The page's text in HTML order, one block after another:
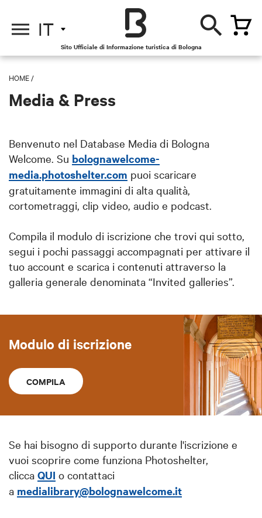
IT
Sito Ufficiale di Informazione turistica di Bologna
HOME /
Media & Press
Benvenuto nel Database Media di Bologna
Welcome. Su bolognawelcome-
media.photoshelter.com puoi scaricare
gratuitamente immagini di alta qualità,
cortometraggi, clip video, audio e podcast.
Compila il modulo di iscrizione che trovi qui sotto,
segui i pochi passaggi accompagnati per attivare il
tuo account e scarica i contenuti attraverso la
galleria generale denominata “Invited galleries”.
Modulo di iscrizione
COMPILA
Se hai bisogno di supporto durante l'iscrizione e
vuoi scoprire come funziona Photoshelter,
clicca QUI o contattaci
a medialibrary@bolognawelcome.it